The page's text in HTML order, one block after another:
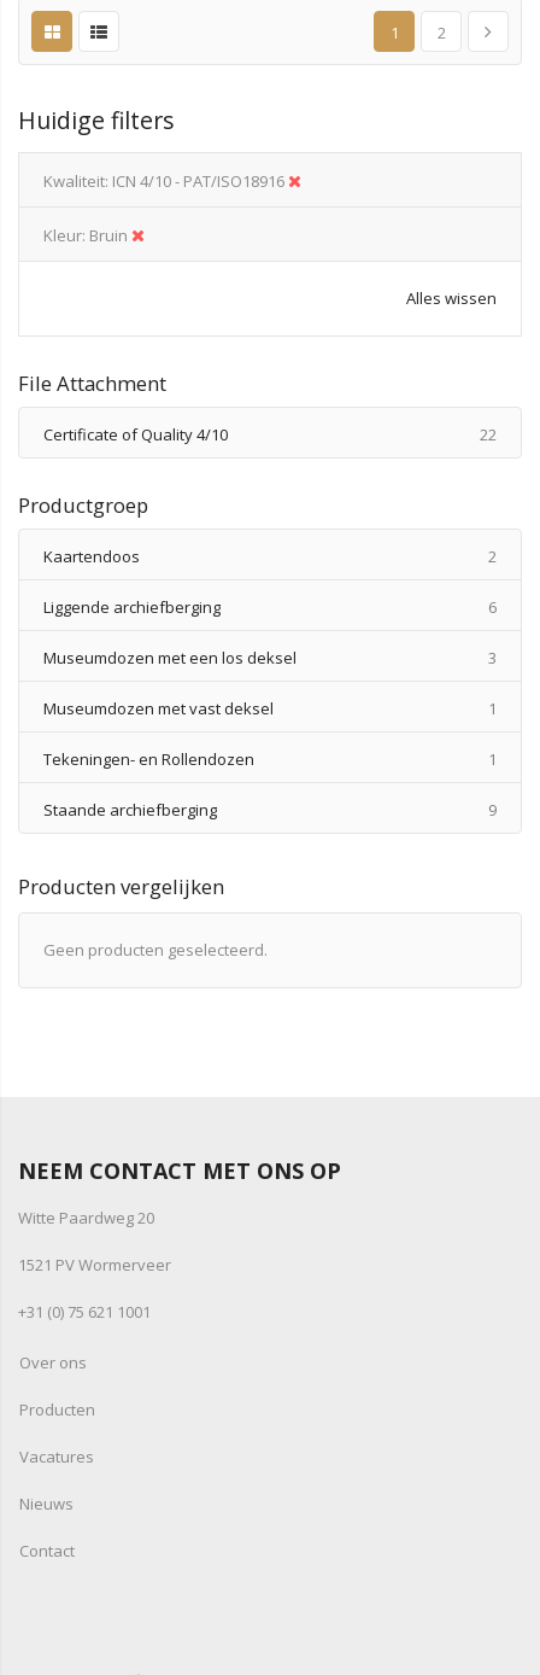
1 2
Huidige filters
Kwaliteit ICN 4/10 - PAT/ISO18916
Kleur Bruin
Alles wissen
File Attachment
Certificate of Quality 4/10 22
Productgroep
Kaartendoos 2
Liggende archiefberging 6
Museumdozen met een los deksel 3
Museumdozen met vast deksel 1
Tekeningen- en Rollendozen 1
Staande archiefberging 9
Producten vergelijken
Geen producten geselecteerd.
NEEM CONTACT MET ONS OP
Witte Paardweg 20
1521 PV Wormerveer
+31 (0) 75 621 1001
Over ons
Producten
Vacatures
Nieuws
Contact